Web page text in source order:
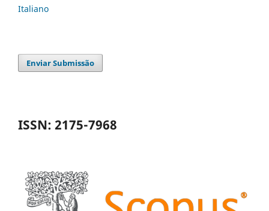
Italiano
Enviar Submissão
ISSN: 2175-7968